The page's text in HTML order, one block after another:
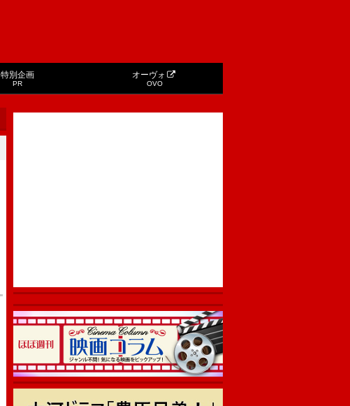
特別企画
PR
オーヴォ
OVO